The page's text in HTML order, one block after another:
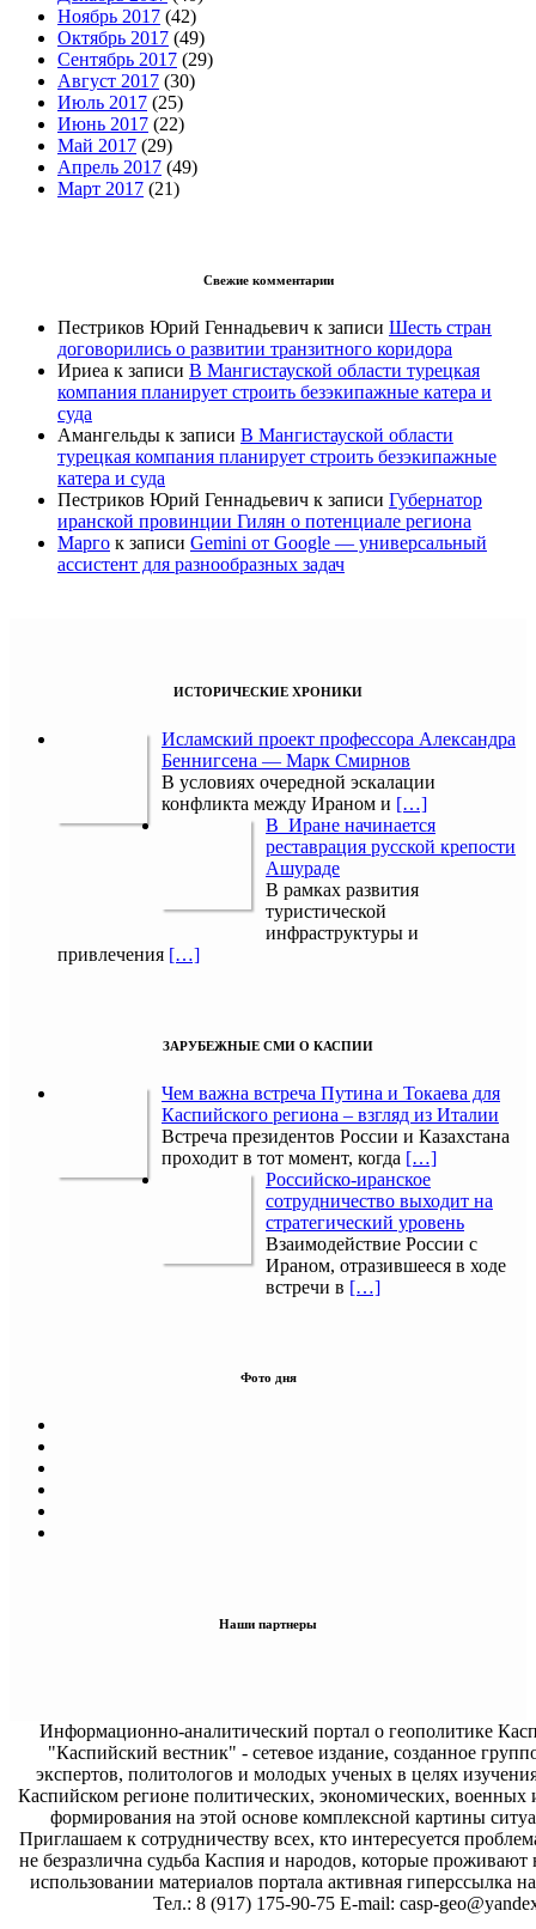
Ноябрь 2017 (42)
Октябрь 2017 (49)
Сентябрь 2017 (29)
Август 2017 (30)
Июль 2017 (25)
Июнь 2017 (22)
Май 2017 (29)
Апрель 2017 (49)
Март 2017 (21)
Свежие комментарии
Пестриков Юрий Геннадьевич к записи Шесть стран
договорились о развитии транзитного коридора
Ириеа к записи В Мангистауской области турецкая
компания планирует строить безэкипажные катера и
суда
Амангельды к записи В Мангистауской области
турецкая компания планирует строить безэкипажные
катера и суда
Пестриков Юрий Геннадьевич к записи Губернатор
иранской провинции Гилян о потенциале региона
Марго к записи Gemini от Google — универсальный
ассистент для разнообразных задач
ИСТОРИЧЕСКИЕ ХРОНИКИ
Исламский проект профессора Александра
Беннигсена — Марк Смирнов
В условиях очередной эскалации
конфликта между Ираном и […]
В Иране начинается
реставрация русской крепости
Ашураде
В рамках развития
туристической
инфраструктуры и
привлечения […]
ЗАРУБЕЖНЫЕ СМИ О КАСПИИ
Чем важна встреча Путина и Токаева для
Каспийского региона – взгляд из Италии
Встреча президентов России и Казахстана
проходит в тот момент, когда […]
Российско-иранское
сотрудничество выходит на
стратегический уровень
Взаимодействие России с
Ираном, отразившееся в ходе
встречи в […]
Фото дня
Наши партнеры
Информационно-аналитический портал о геополитике
"Каспийский вестник" - сетевое издание, созданное
экспертов, политологов и молодых ученых в целях
Каспийском регионе политических, экономических, военных
формирования на этой основе комплексной картины
Приглашаем к сотрудничеству всех, кто интересуется
не безразлична судьба Каспия и народов, которые проживают
использовании материалов портала активная гиперссылка на
Тел.: 8 (917) 175-90-75 E-mail: casp-